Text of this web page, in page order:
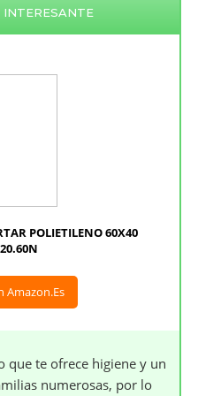
POLIETILENO 60X40
Amazon.es
que te ofrece higiene y un
numerosas, por lo